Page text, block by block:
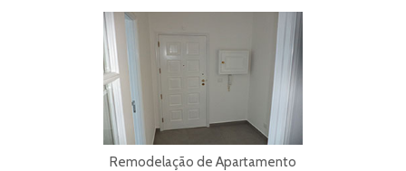
Remodelação de Apartamento